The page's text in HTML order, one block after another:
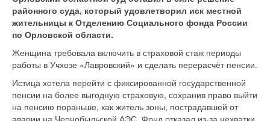
районного суда, который удовлетворил иск местной
жительницы к Отделению Социального фонда России
по Орловской области.
Женщина требовала включить в страховой стаж периоды
работы в Учхозе «Лавровский» и сделать перерасчёт пенсии.
Истица хотела перейти с фиксированной государственной
пенсии на более выгодную страховую, сохранив право выйти
на пенсию пораньше, как житель зоны, пострадавшей от
аварии на Чернобыльской АЭС. Фонд отказал из-за нехватки